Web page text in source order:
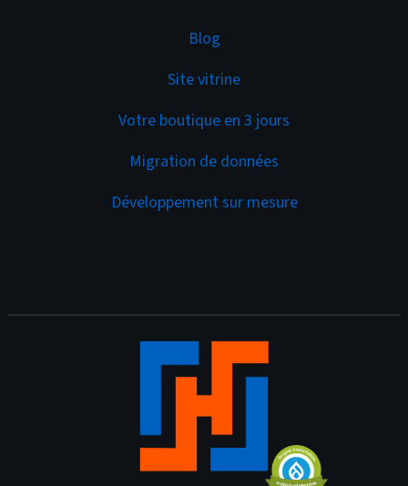
Blog
Site vitrine
Votre boutique en 3 jours
Migration de données
Développement sur mesure